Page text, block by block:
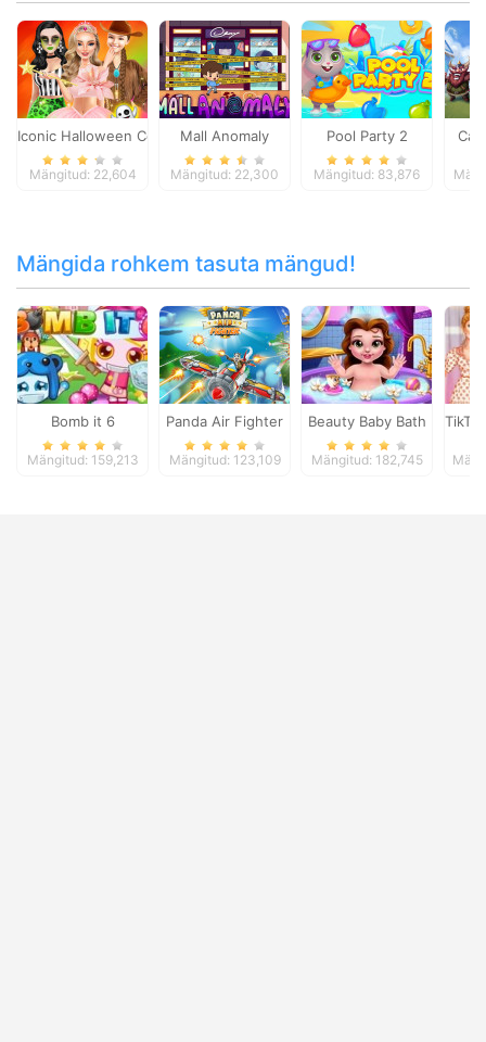
Iconic Halloween Costumes
Mängitud: 22,604
Mall Anomaly
Mängitud: 22,300
Pool Party 2
Mängitud: 83,876
Mängida rohkem tasuta mängud!
Bomb it 6
Mängitud: 159,213
Panda Air Fighter
Mängitud: 123,109
Beauty Baby Bath
Mängitud: 182,745